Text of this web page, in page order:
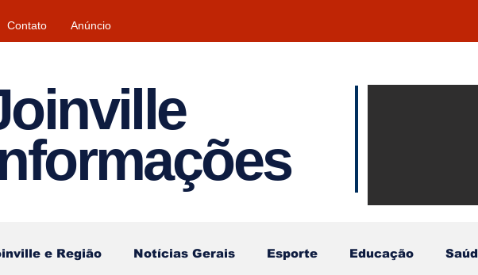
Contato Anúncio
e Região Notícias Gerais Esporte Educação